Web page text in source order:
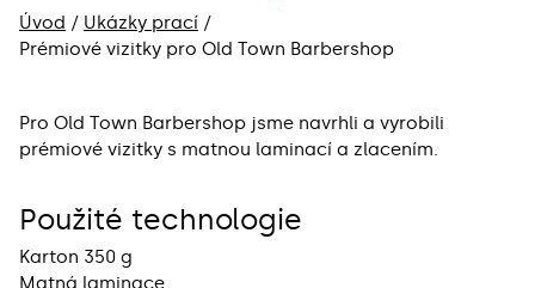
Úvod / Ukázky prací /
Prémiové vizitky pro Old Town Barbershop
Pro Old Town Barbershop jsme navrhli a vyrobili
prémiové vizitky s matnou laminací a zlacením.
Použité technologie
Karton 350 g
Matná laminace